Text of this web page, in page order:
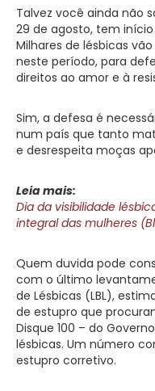
Talvez você ainda não
29 de agosto, tem início
Milhares de lésbicas
neste período, para
direitos ao amor e à
Sim, a defesa é
num país que tanto
e desrespeita moças
Leia mais:
Dia da visibilidade
integral das mulheres
Quem duvida pode
com o último
de Lésbicas (LBL),
de estupro que
Disque 100 – do
lésbicas. Um número
estupro corretivo.